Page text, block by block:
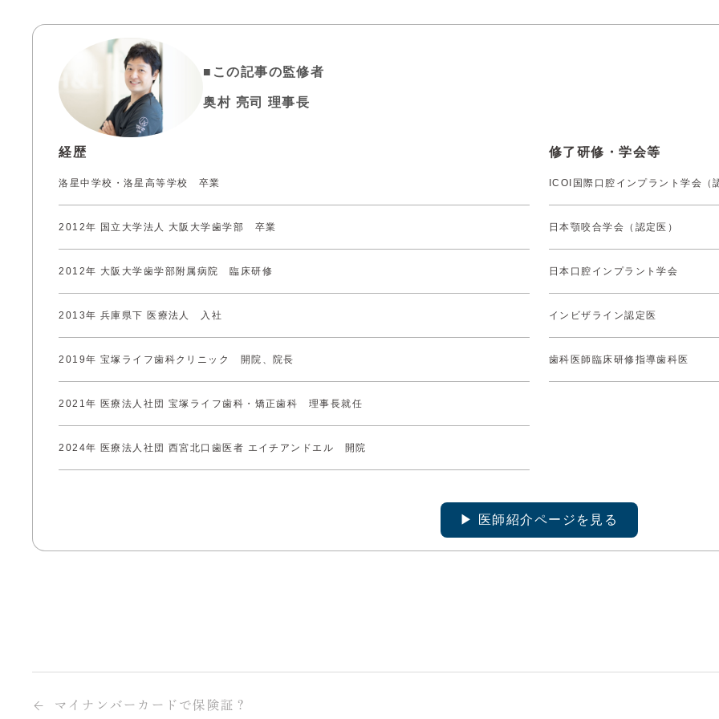
■この記事の監修者
奥村 亮司 理事長
経歴
洛星中学校・洛星高等学校 卒業
2012年 国立大学法人 大阪大学歯学部 卒業
2012年 大阪大学歯学部附属病院 臨床研修
2013年 兵庫県下 医療法人 入社
2019年 宝塚ライフ歯科クリニック 開院、院長
2021年 医療法人社団 宝塚ライフ歯科・矯正歯科 理事長就任
2024年 医療法人社団 西宮北口歯医者 エイチアンドエル 開院
修了研修・学会等
ICOI国際口腔インプラント学会（
日本顎咬合学会（認定医）
日本口腔インプラント学会
インビザライン認定医
歯科医師臨床研修指導歯科医
▶︎ 医師紹介ページを見る
マイナンバーカードで保険証？